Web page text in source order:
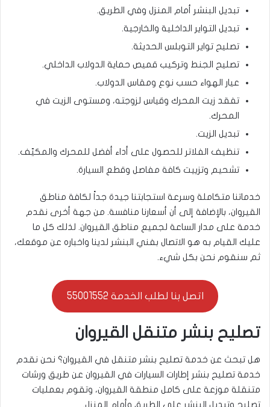
تبديل البنشر أمام المنزل وفي الطريق.
تبديل التواير الداخلية والخارجية.
تصليح تواير التوبلس الحديثة.
تصليح الجنط وتركيب قميص حماية الدولاب الداخلي.
عيار الهواء حسب نوع ومقاس الدولاب.
تفقد زيت المحرك وقياس لزوجته، ومستوى الزيت في
المحرك.
تبديل الزيت.
تنظيف الفلاتر للحصول على أداء أفضل للمحرك والمكيّف.
تشحيم وتزييت كافة مفاصل وقطع السيارة.
خدماتنا متكاملة وسرعة استجابتنا جيدة جداً لكافة مناطق
القيروان، بالإضافة إلى أن أسعارنا منافسة. من جهة أخرى نقدم
خدمة على مدار الساعة لجميع مناطق القيروان. لذلك كل ما
عليك القيام به هو الاتصال بفني البنشر لدينا واخباره عن موقعك،
ثم سنقوم نحن بكل شيء.
اتصل بنا لطلب الخدمة 55001552
تصليح بنشر متنقل القيروان
هل تبحث عن خدمة تصليح بنشر متنقل في القيروان؟ نحن نقدم
خدمة تصليح بنشر إطارات السيارات في القيروان عن طريق ورشات
متنقلة موزعة على كامل منطقة القيروان، وتقوم بعمليات
تصليح وتبديل البنشر على الطريق وأمام المنزل.